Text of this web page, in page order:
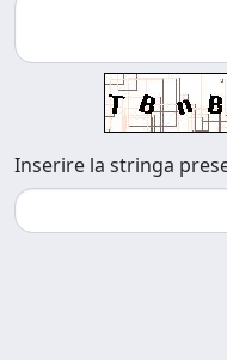
Inserire la stringa